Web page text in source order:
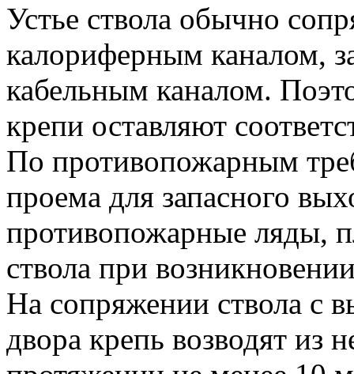
Устье ствола обычно
калориферным каналом,
кабельным каналом.
крепи оставляют
По противопожарным
проема для запасного
противопожарные ляды,
ствола при
На сопряжении ствола с
двора крепь возводят из